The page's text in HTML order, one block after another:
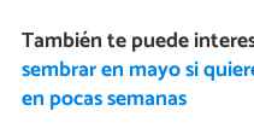
También te puede
sembrar en mayo si
en pocas semanas